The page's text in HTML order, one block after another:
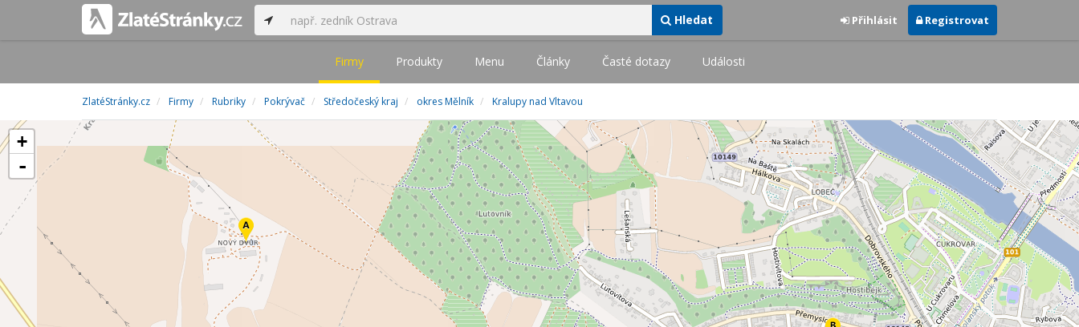
Hledat Přihlásit Registrovat
Firmy Produkty Menu Články Časté dotazy Události
ZlatéStránky.cz Firmy Rubriky Pokrývač Středočeský kraj okres Mělník Kralupy nad Vltavou
+
-